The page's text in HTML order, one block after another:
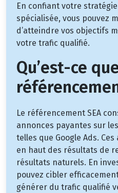
En confiant votre stratégie
spécialisée, vous pouvez
d’atteindre vos objectifs
votre trafic qualifié.
Qu’est-ce
Le référencement SEA
annonces payantes sur
telles que Google Ads.
en haut des résultats de
résultats naturels. En
pouvez cibler
générer du trafic qualifié